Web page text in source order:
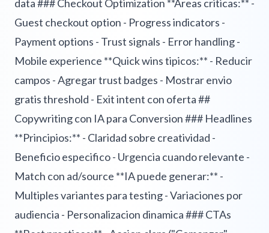
data ### Checkout Optimization **Areas criticas:** -
Guest checkout option - Progress indicators -
Payment options - Trust signals - Error handling -
Mobile experience **Quick wins tipicos:** - Reducir
campos - Agregar trust badges - Mostrar envio
gratis threshold - Exit intent con oferta ##
Copywriting con IA para Conversion ### Headlines
**Principios:** - Claridad sobre creatividad -
Beneficio especifico - Urgencia cuando relevante -
Match con ad/source **IA puede generar:** -
Multiples variantes para testing - Variaciones por
audiencia - Personalizacion dinamica ### CTAs